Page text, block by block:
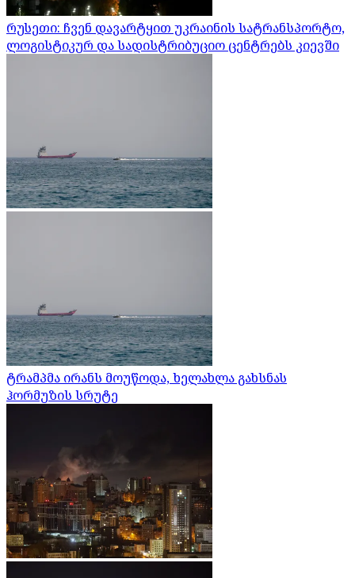
რუსეთი: ჩვენ დავარტყით უკრაინის სატრანსპორტო,
ლოგისტიკურ და სადისტრიბუციო ცენტრებს კიევში
ტრამპმა ირანს მოუწოდა, ხელახლა გახსნას
ჰორმუზის სრუტე